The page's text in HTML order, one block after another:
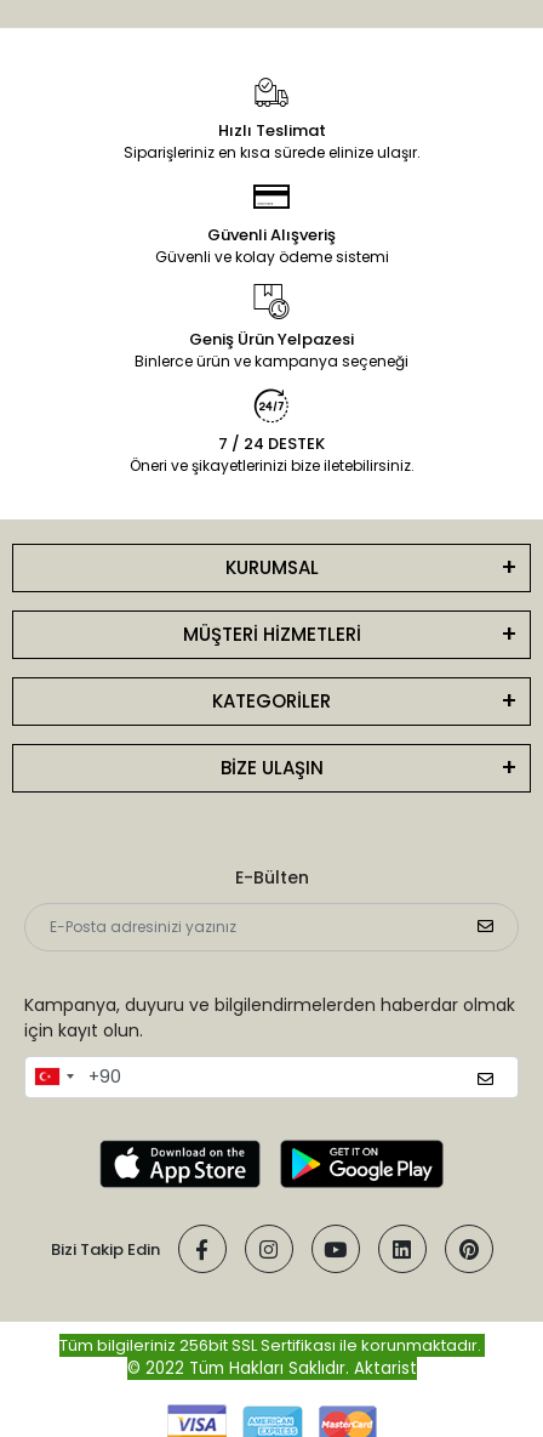
Hızlı Teslimat
Siparişleriniz en kısa sürede elinize ulaşır.
Güvenli Alışveriş
Güvenli ve kolay ödeme sistemi
Geniş Ürün Yelpazesi
Binlerce ürün ve kampanya seçeneği
7 / 24 DESTEK
Öneri ve şikayetlerinizi bize iletebilirsiniz.
KURUMSAL
MÜŞTERİ HİZMETLERİ
KATEGORİLER
BİZE ULAŞIN
E-Bülten
Kampanya, duyuru ve bilgilendirmelerden haberdar olmak
için kayıt olun.
Bizi Takip Edin
Tüm bilgileriniz 256bit SSL Sertifikası ile korunmaktadır.
© 2022 Tüm Hakları Saklıdır. Aktarist